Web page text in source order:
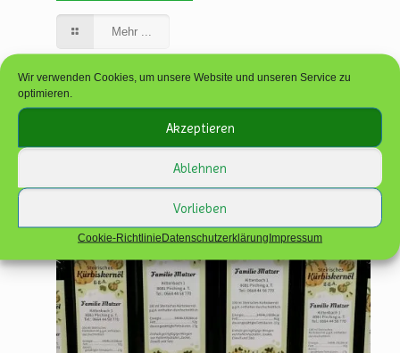
Wir verwenden Cookies, um unsere Website und unseren Service zu
optimieren.
Akzeptieren
Ablehnen
Vorlieben
Cookie-RichtlinieDatenschutzerklärungImpressum
Mehr ...
6. Dezember 2021